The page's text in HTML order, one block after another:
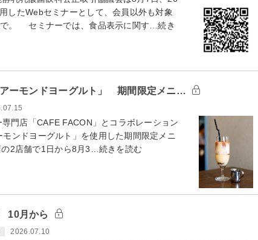
したWebセミナーとして、会員以外も対象
で。 セミナーでは、食品表示に関す…続き
ーモンドヨーグルト」 期間限定メニ…
門店「CAFE FACON」とコラボレーション
ンドヨーグルト」を使用した期間限定メニ
の2店舗で1日から8月3…続きを読む
10月から
2026.07.10